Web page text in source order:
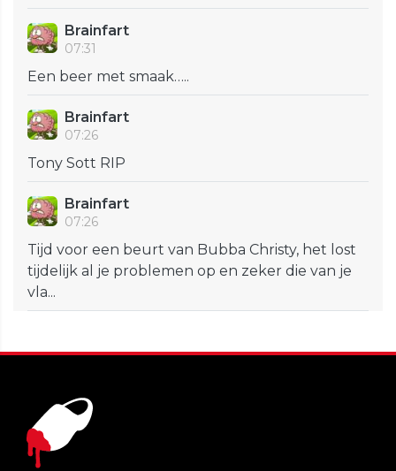
Brainfart
07:31
Een beer met smaak…..
Brainfart
07:26
Tony Sott RIP
Brainfart
07:26
Tijd voor een beurt van Bubba Christy, het lost
tijdelijk al je problemen op en zeker die van je
vla...